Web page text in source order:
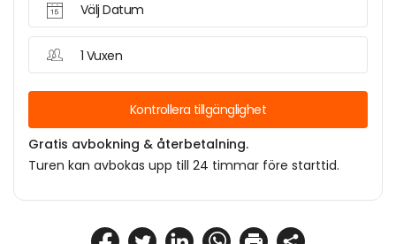
Välj Datum
1 Vuxen
Kontrollera tillgänglighet
Gratis avbokning & återbetalning.
Turen kan avbokas upp till 24 timmar före starttid.